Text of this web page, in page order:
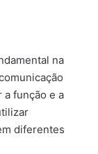
na
função e a
diferentes